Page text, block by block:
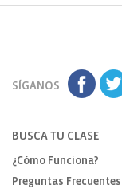
SÍGANOS
BUSCA TU CLASE
¿Cómo Funciona?
Preguntas Frecuentes